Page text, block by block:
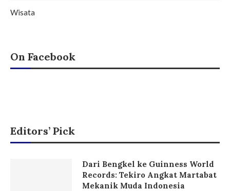
Wisata
On Facebook
Editors’ Pick
Dari Bengkel ke Guinness World
Records: Tekiro Angkat Martabat
Mekanik Muda Indonesia